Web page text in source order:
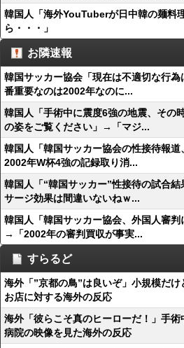
韓国人「海外YouTuberが日中韓の麺料
ら・・・」
お隣速報
韓国サッカー協会「現在は不適切な行
番重要なのは2002年なのに...
韓国人「手術中に震度6強の地震、その
の姿をご覧ください」→「マジ...
韓国人「韓国サッカー協会の性接待報道
2002年W杯4強の記録取り消...
韓国人「“韓国サッカー”性接待の試合
サージ効果は間違いないねｗ...
韓国人「韓国サッカー協会、外国人審判
→「2002年の審判買収が事実...
すらるど
海外「”京都の鳥”は良いぞ」小規模だ
お店に対する海外の反応
海外「彼らこそ真のヒーローだ！」手
病院の映像を見た海外の反応